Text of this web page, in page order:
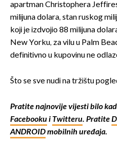
apartman Christophera
milijuna dolara, stan ruskog
koji je izdvojio 88 milijuna
New Yorku, za vilu u Palm
definitivno u kupovinu ne
Što se sve nudi na tržištu
Pratite najnovije vijesti bilo
Facebookui Twitteru. Pratite
ANDROIDmobilnih uređaja.